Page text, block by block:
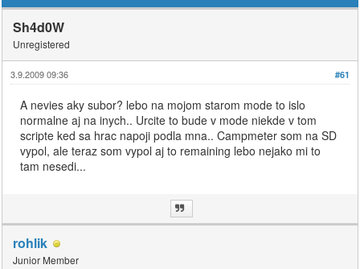
Sh4d0W
Unregistered
#61
3.9.2009 09:36
A nevies aky subor? lebo na mojom starom mode to islo
normalne aj na inych.. Urcite to bude v mode niekde v tom
scripte ked sa hrac napoji podla mna.. Campmeter som na SD
vypol, ale teraz som vypol aj to remaining lebo nejako mi to
tam nesedi...
rohlik
Junior Member